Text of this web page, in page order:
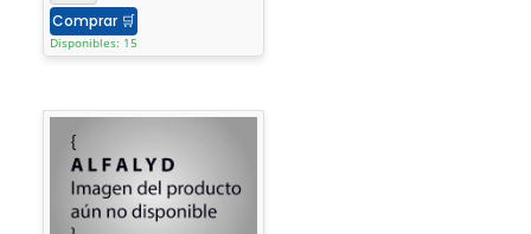
Comprar 🛒
Disponibles: 15